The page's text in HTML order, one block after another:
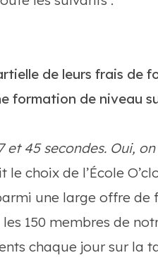
de leurs frais de
formation de niveau
et 45 secondes. Oui,
choix de l’École
une large offre de
150 membres de
chaque jour sur la